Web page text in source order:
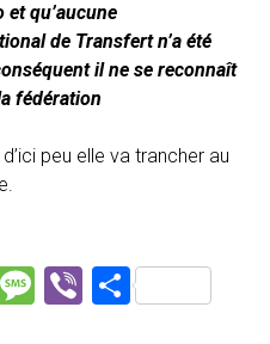
et qu’aucune
de Transfert n’a été
il ne se reconnaît
fédération
peu elle va trancher au
M Vi P